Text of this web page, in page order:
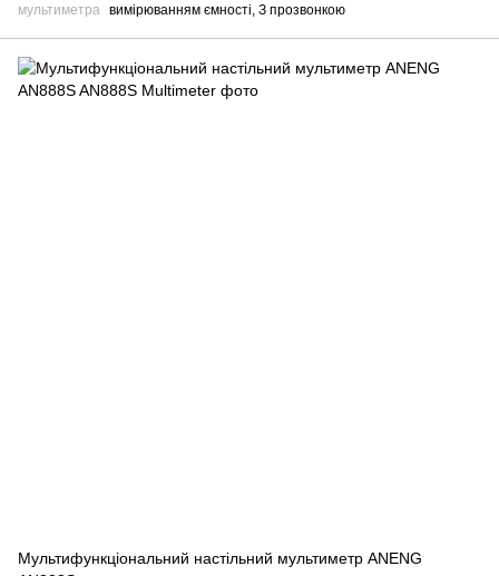
мультиметра вимірюванням ємності, З прозвонкою
Мультифункціональний настільний мультиметр ANENG